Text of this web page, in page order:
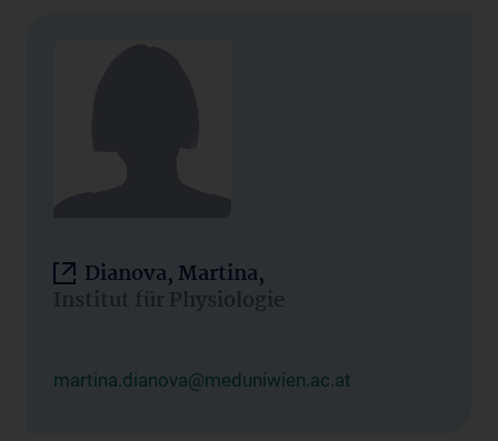
Dianova, Martina,
Institut für Physiologie
martina.dianova@meduniwien.ac.at